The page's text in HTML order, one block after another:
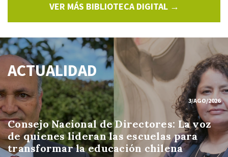
VER MÁS BIBLIOTECA DIGITAL →
ACTUALIDAD
3/AGO/2026
Consejo Nacional de Directores: La voz
de quienes lideran las escuelas para
transformar la educación chilena